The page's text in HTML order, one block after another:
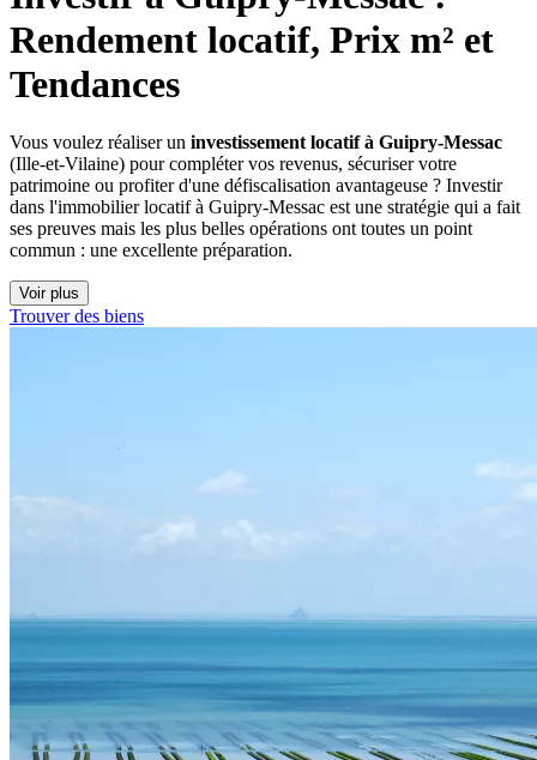
Rendement locatif, Prix m² et
Tendances
Vous voulez réaliser un investissement locatif à Guipry-Messac
(Ille-et-Vilaine) pour compléter vos revenus, sécuriser votre
patrimoine ou profiter d'une défiscalisation avantageuse ? Investir
dans l'immobilier locatif à Guipry-Messac est une stratégie qui a fait
ses preuves mais les plus belles opérations ont toutes un point
commun : une excellente préparation.
Voir plus
Trouver des biens